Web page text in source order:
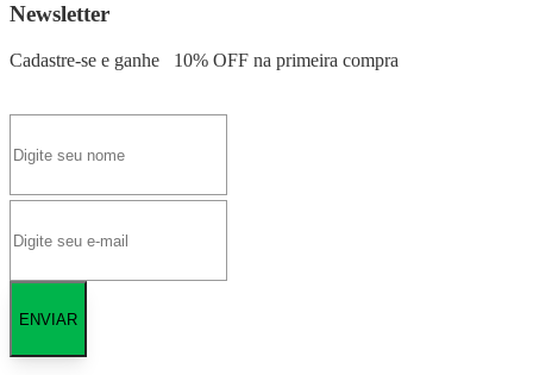
Newsletter
Cadastre-se e ganhe 10% OFF na primeira compra
ENVIAR